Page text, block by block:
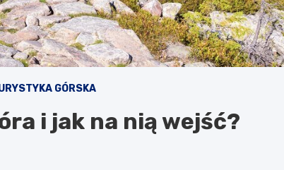
GÓRSKA
i jak na nią wejść?